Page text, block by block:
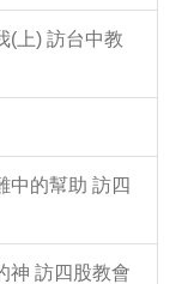
(上) 訪台中教
中的幫助 訪四
神 訪四股教會